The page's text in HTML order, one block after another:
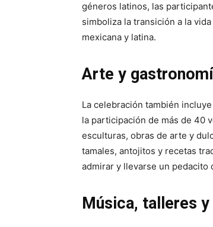
géneros latinos, las
simboliza la transición a la
mexicana y latina.
Arte y
La celebración también
la participación de más de 40
esculturas, obras de arte y
tamales, antojitos y recetas
admirar y llevarse un pedacito
Música, talleres